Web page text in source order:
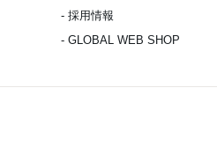
- 採用情報
- GLOBAL WEB SHOP